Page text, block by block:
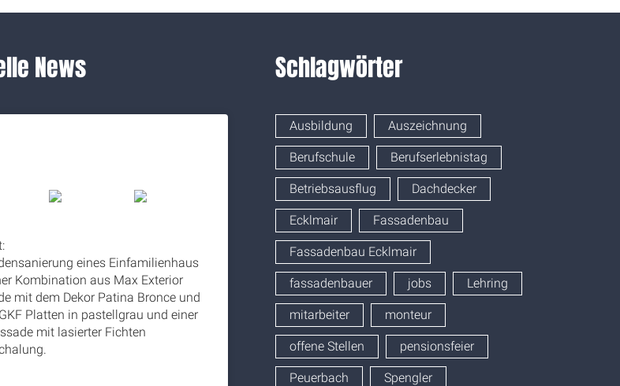
News
eines Einfamilienhaus
Kombination aus Max Exterior
mit dem Dekor Patina Bronce und
Platten in pastellgrau und einer
mit lasierter Fichten
Schlagwörter
Ausbildung Auszeichnung
Berufschule Berufserlebnistag
Betriebsausflug Dachdecker
Ecklmair Fassadenbau
Fassadenbau Ecklmair
fassadenbauer jobs Lehring
mitarbeiter monteur
offene Stellen pensionsfeier
Peuerbach Spengler